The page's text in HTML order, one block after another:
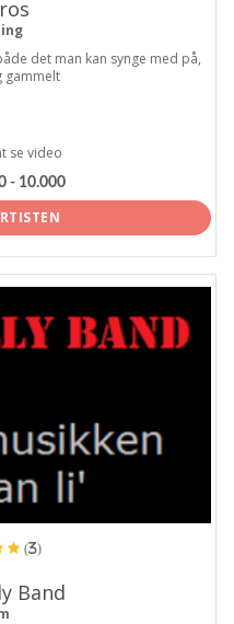
det man kan synge med på,
gammelt
se video
- 10.000
(3)
Band